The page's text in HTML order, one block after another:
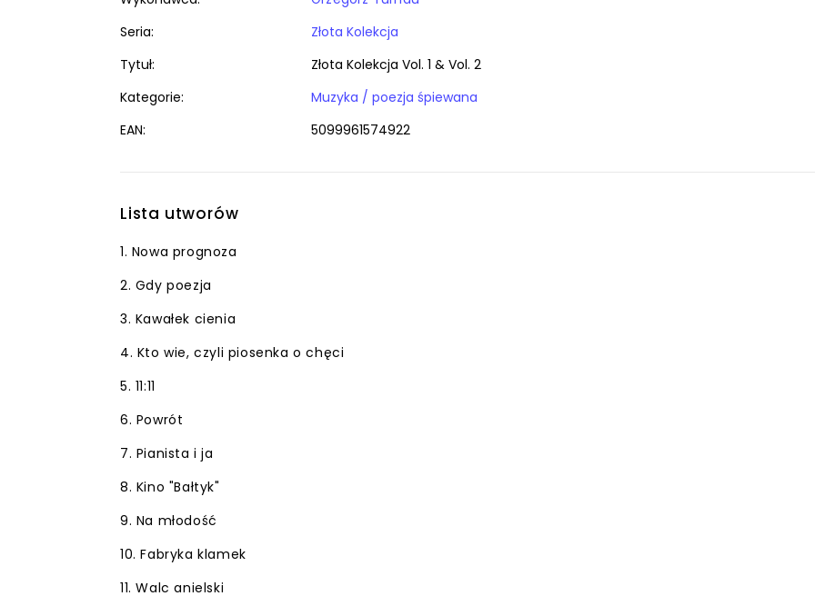
Seria:
Złota Kolekcja
Tytuł:
Złota Kolekcja Vol. 1 & Vol. 2
Kategorie:
Muzyka / poezja śpiewana
EAN:
5099961574922
Lista utworów
1. Nowa prognoza
2. Gdy poezja
3. Kawałek cienia
4. Kto wie, czyli piosenka o chęci
5. 11:11
6. Powrót
7. Pianista i ja
8. Kino "Bałtyk"
9. Na młodość
10. Fabryka klamek
11. Walc anielski